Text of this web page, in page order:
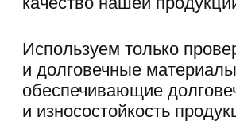
НАШИ
ПАРТНЕРЫ